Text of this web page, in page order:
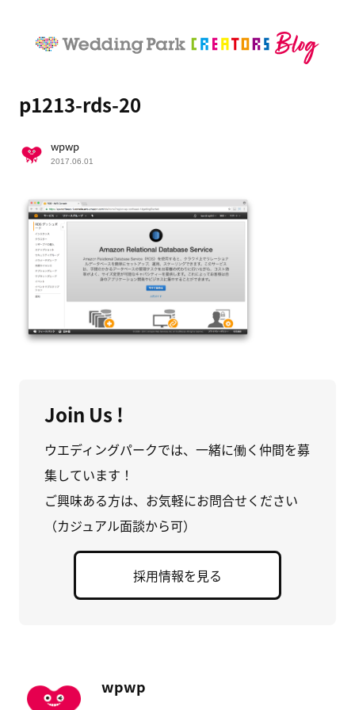
p1213-rds-20
wpwp
2017.06.01
Join Us !
ウエディングパークでは、一緒に働く仲間を募
集しています！
ご興味ある方は、お気軽にお問合せください
（カジュアル面談から可）
採用情報を見る
wpwp